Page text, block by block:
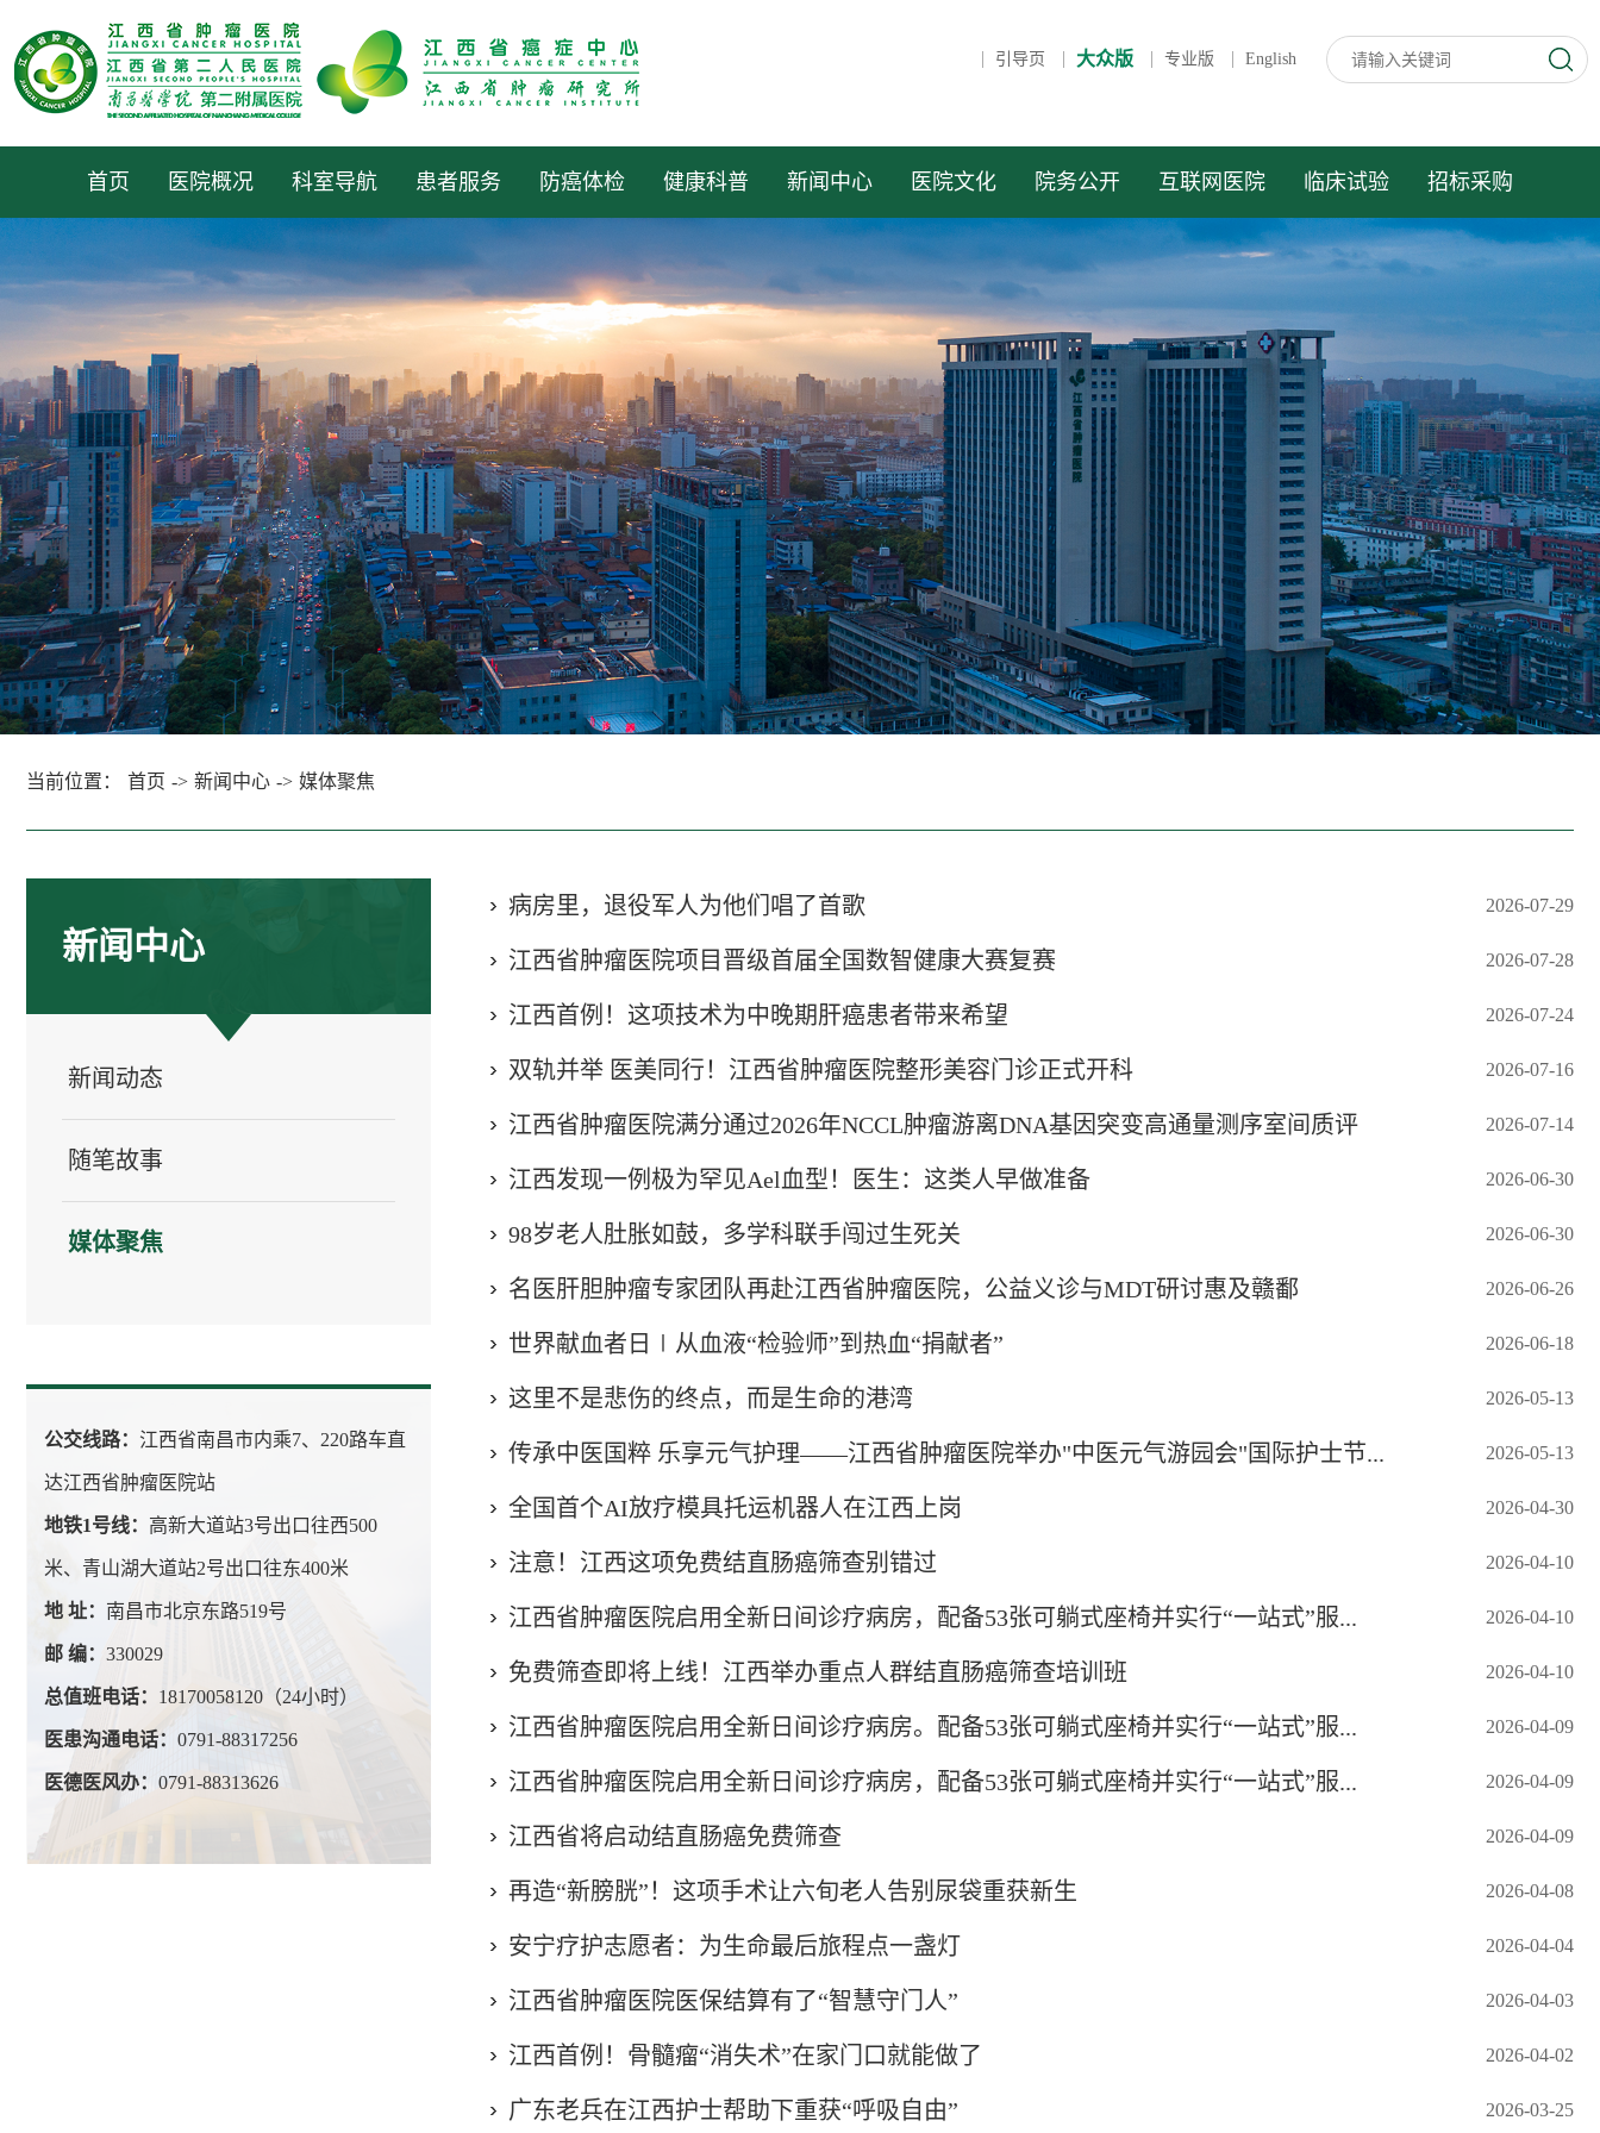
引导页 大众版 专业版 English
首页 医院概况 科室导航 患者服务 防癌体检 健康科普 新闻中心 医院文化 院务公开 互联网医院 临床试验 招标采购
当前位置： 首页 -> 新闻中心 -> 媒体聚焦
新闻中心
新闻动态
随笔故事
媒体聚焦
公交线路： 江西省南昌市内乘7、220路车直
达江西省肿瘤医院站
地铁1号线： 高新大道站3号出口往西500
米、青山湖大道站2号出口往东400米
地 址： 南昌市北京东路519号
邮 编： 330029
总值班电话： 18170058120（24小时）
医患沟通电话： 0791-88317256
医德医风办： 0791-88313626
2026-07-29
病房里，退役军人为他们唱了首歌
2026-07-28
江西省肿瘤医院项目晋级首届全国数智健康大赛复赛
2026-07-24
江西首例！这项技术为中晚期肝癌患者带来希望
2026-07-16
双轨并举 医美同行！江西省肿瘤医院整形美容门诊正式开科
2026-07-14
江西省肿瘤医院满分通过2026年NCCL肿瘤游离DNA基因突变高通量测序室间质评
2026-06-30
江西发现一例极为罕见Ael血型！医生：这类人早做准备
2026-06-30
98岁老人肚胀如鼓，多学科联手闯过生死关
2026-06-26
名医肝胆肿瘤专家团队再赴江西省肿瘤医院，公益义诊与MDT研讨惠及赣鄱
2026-06-18
世界献血者日∣从血液“检验师”到热血“捐献者”
2026-05-13
这里不是悲伤的终点，而是生命的港湾
2026-05-13
传承中医国粹 乐享元气护理——江西省肿瘤医院举办"中医元气游园会"国际护士节...
2026-04-30
全国首个AI放疗模具托运机器人在江西上岗
2026-04-10
注意！江西这项免费结直肠癌筛查别错过
2026-04-10
江西省肿瘤医院启用全新日间诊疗病房，配备53张可躺式座椅并实行“一站式”服...
2026-04-10
免费筛查即将上线！江西举办重点人群结直肠癌筛查培训班
2026-04-09
江西省肿瘤医院启用全新日间诊疗病房。配备53张可躺式座椅并实行“一站式”服...
2026-04-09
江西省肿瘤医院启用全新日间诊疗病房，配备53张可躺式座椅并实行“一站式”服...
2026-04-09
江西省将启动结直肠癌免费筛查
2026-04-08
再造“新膀胱”！这项手术让六旬老人告别尿袋重获新生
2026-04-04
安宁疗护志愿者：为生命最后旅程点一盏灯
2026-04-03
江西省肿瘤医院医保结算有了“智慧守门人”
2026-04-02
江西首例！骨髓瘤“消失术”在家门口就能做了
2026-03-25
广东老兵在江西护士帮助下重获“呼吸自由”